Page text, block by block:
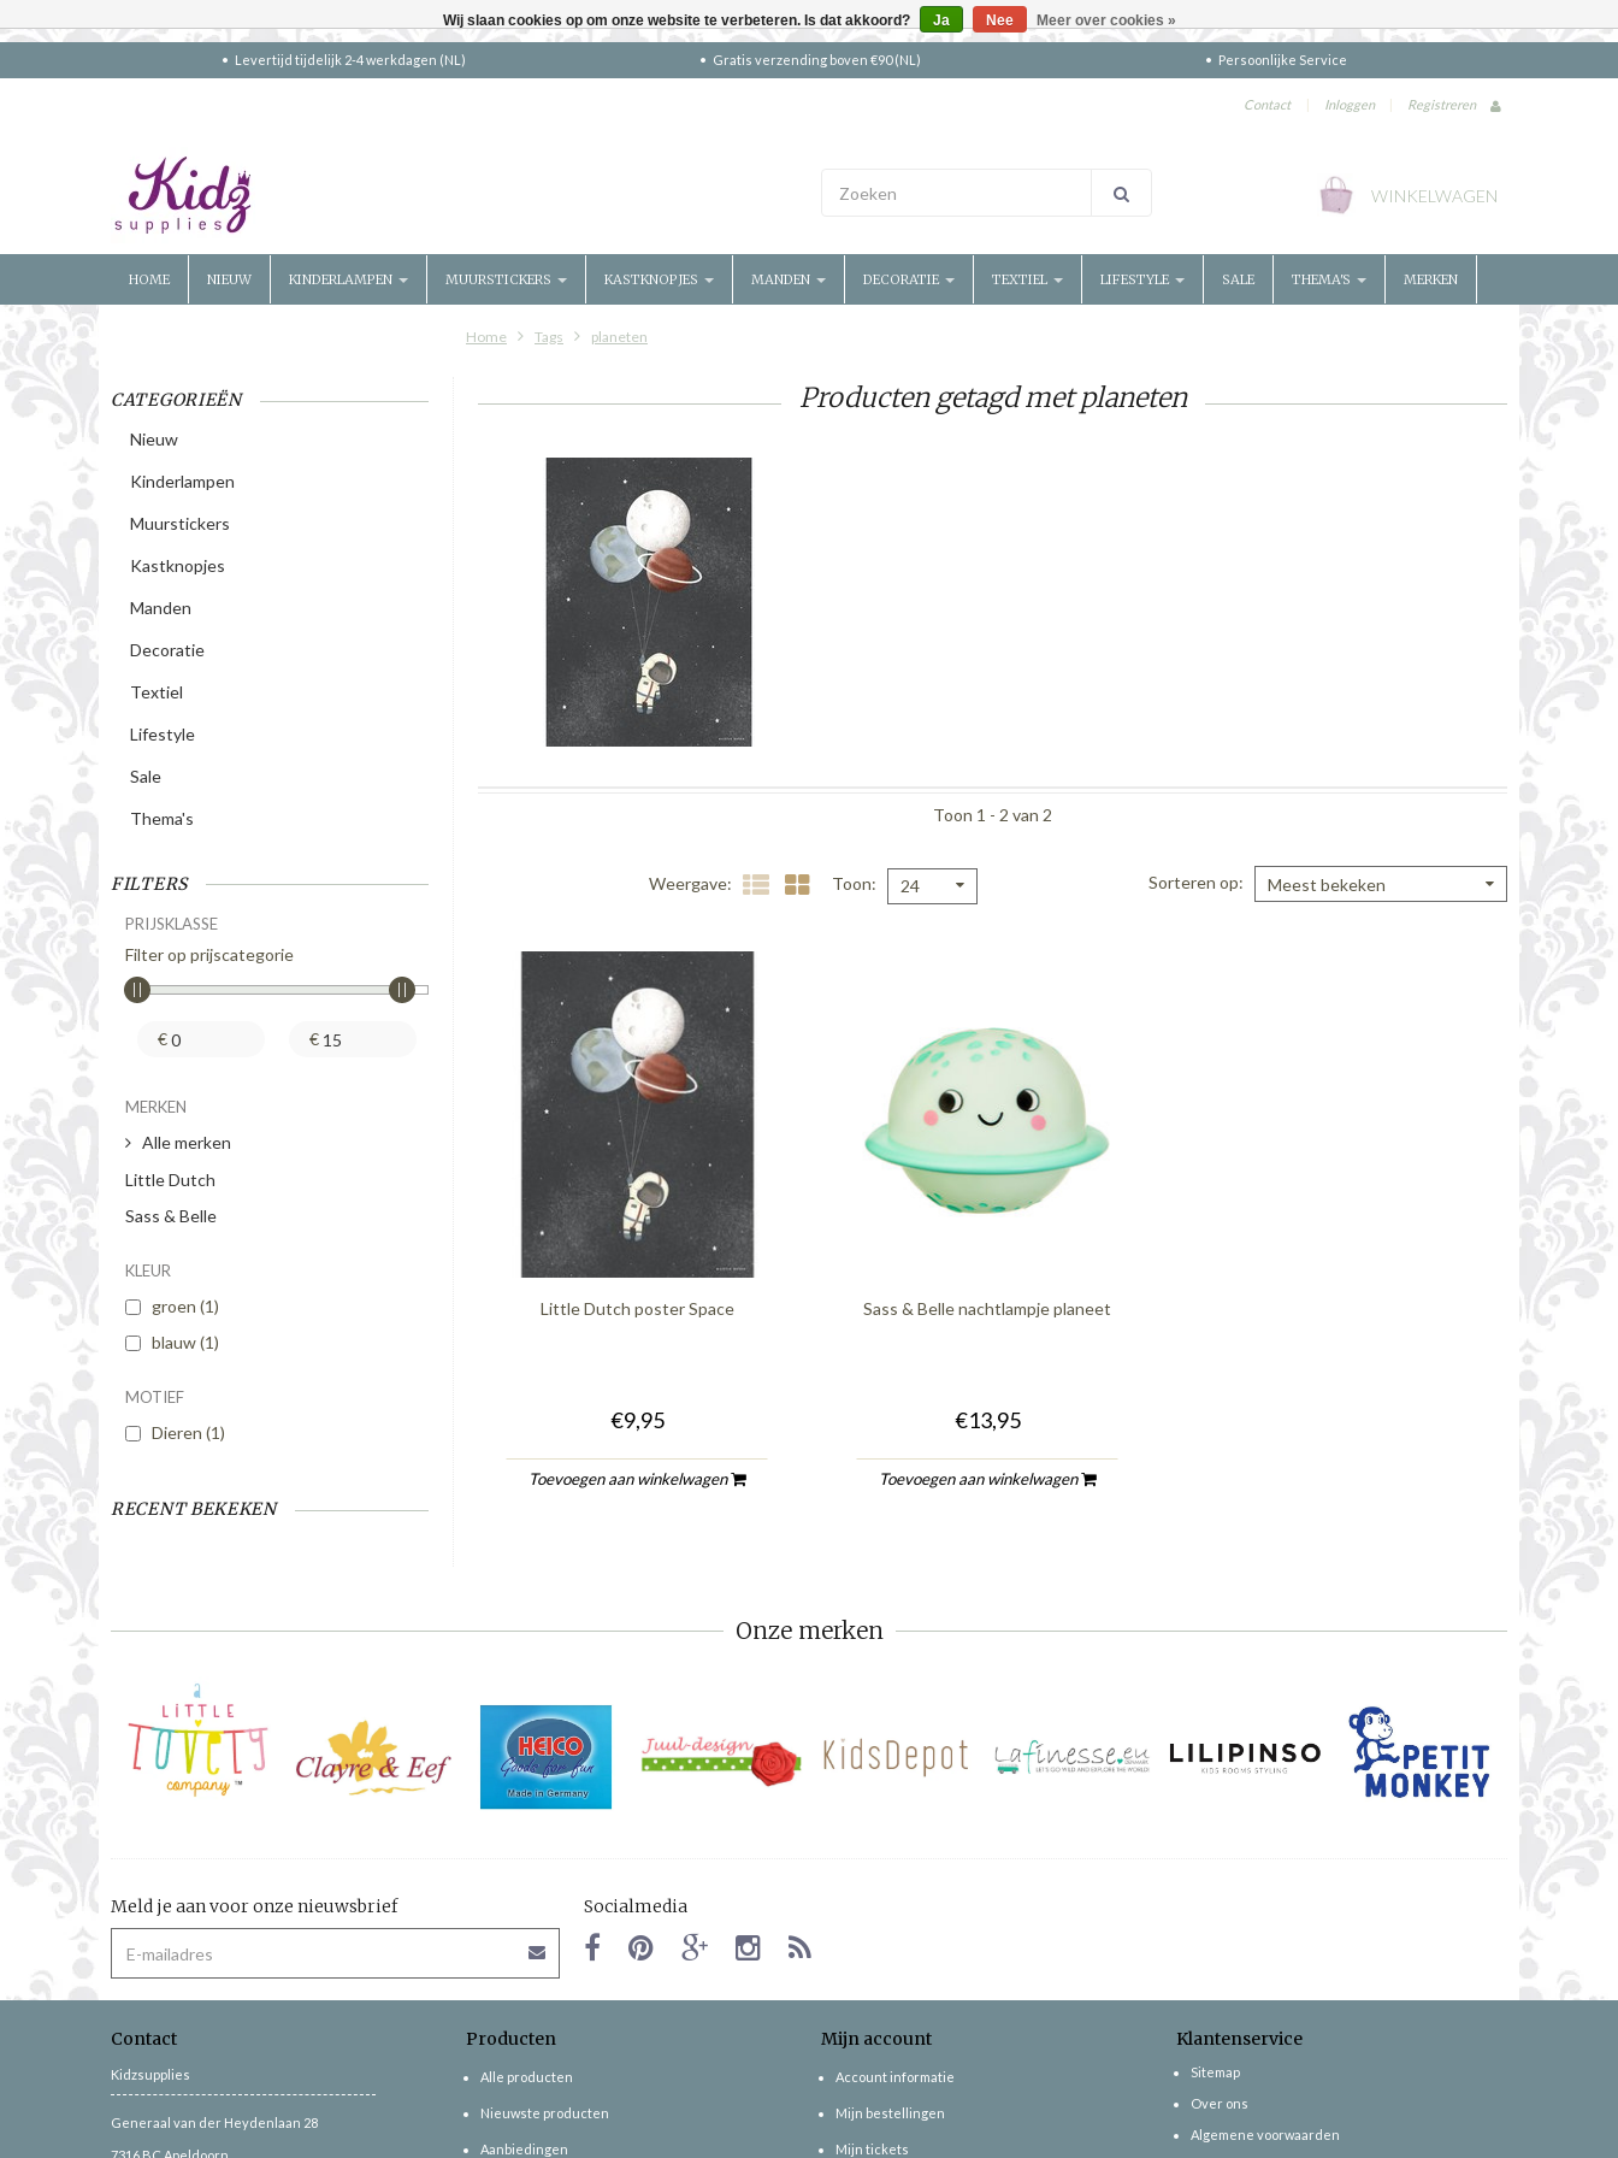
Levertijd tijdelijk 2-4 werkdagen (NL) Gratis verzending boven €90 (NL) Persoonlijke Service
Contact | Inloggen | Registreren
WINKELWAGEN
HOME NIEUW KINDERLAMPEN MUURSTICKERS KASTKNOPJES MANDEN DECORATIE TEXTIEL LIFESTYLE SALE THEMA'S MERKEN
Home Tags planeten
CATEGORIEËN
Nieuw
Kinderlampen
Muurstickers
Kastknopjes
Manden
Decoratie
Textiel
Lifestyle
Sale
Thema's
FILTERS
PRIJSKLASSE
Filter op prijscategorie
€ €
MERKEN
Alle merken
Little Dutch
Sass & Belle
KLEUR
groen (1)
blauw(1)
MOTIEF
Dieren (1)
RECENT BEKEKEN
Producten getagd met planeten
Toon 1 - 2 van 2
Weergave Toon 24 Sorteren op Meest bekeken
Little Dutch poster Space
€9,95
Toevoegen aan winkelwagen
Sass & Belle nachtlampje planeet
€13,95
Toevoegen aan winkelwagen
Onze merken
Meld je aan voor onze nieuwsbrief Socialmedia
Contact
Kidzsupplies
Generaal van der Heydenlaan 28
Producten
Alle producten
Nieuwste producten
Aanbiedingen
Mijn account
Account informatie
Mijn bestellingen
Mijn tickets
Klantenservice
Sitemap
Over ons
Algemene voorwaarden
Wij slaan cookies op om onze website te verbeteren. Is dat akkoord? Ja Nee Meer over cookies »